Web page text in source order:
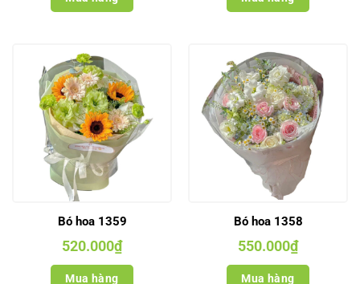
Bó hoa 1359
520.000₫
Mua hàng
Bó hoa 1358
550.000₫
Mua hàng